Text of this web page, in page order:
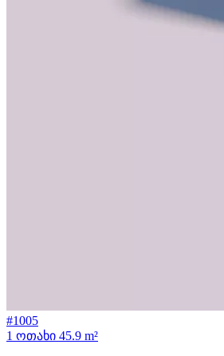
#1005
1 ოთახი 45.9 m²